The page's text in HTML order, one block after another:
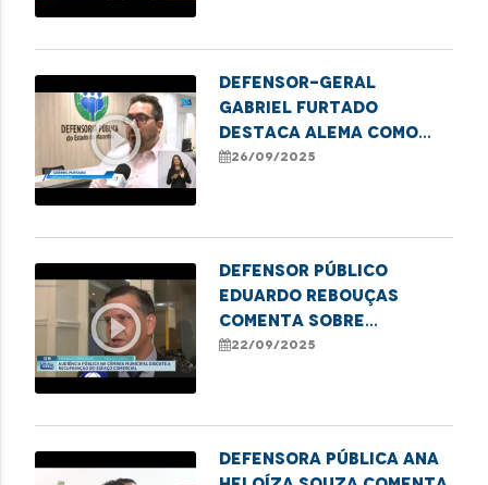
play_circle_outline
Defensor-geral
Gabriel Furtado
destaca Alema como
finalista do Prêmio
26/09/2025
play_circle_outline
Defensor Público
Eduardo Rebouças
comenta sobre
audiência na Câmara
Guarda
22/09/2025
Defensora pública Ana